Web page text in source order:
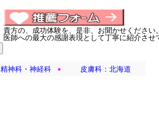
貴方の、成功体験を、是非、お聞かせください。
医師への最大の感謝表現として丁寧に紹介させ
精神科・神経科 皮膚科：北海道